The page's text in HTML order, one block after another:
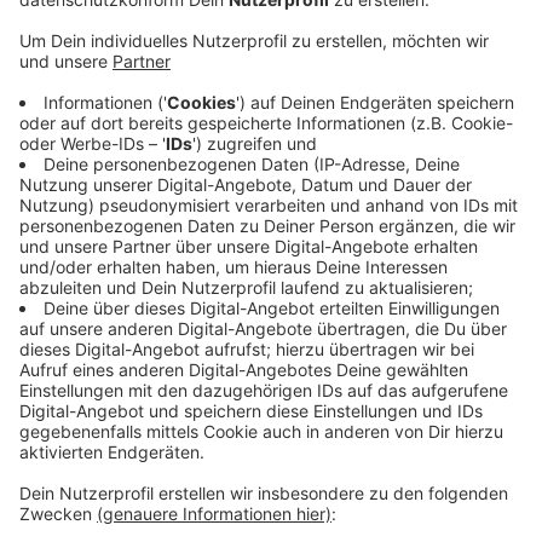
Anzeige
Drogen haben Wert von fast einer halben
Million Euro
Anzeige
Die Drogen waren in Plastikboxen und Plastikbeuteln
verpackt und haben einen Straßenverkaufswert von
fast einer halben Million Euro. Der 38jährige Fahrer
wollte den Polizeibeamten weismachen, dass es sich
um Düngemittel für Kakteen handelt. Aber damit kam
er nicht weit. Nun sitzt er in U-Haft.
Anzeige